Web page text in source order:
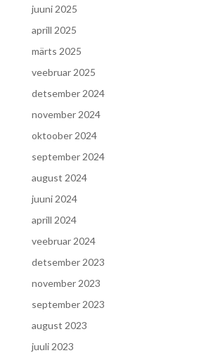
juuni 2025
aprill 2025
märts 2025
veebruar 2025
detsember 2024
november 2024
oktoober 2024
september 2024
august 2024
juuni 2024
aprill 2024
veebruar 2024
detsember 2023
november 2023
september 2023
august 2023
juuli 2023